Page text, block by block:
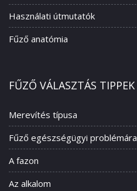
Használati útmutatók
Fűző anatómia
FŰZŐ VÁLASZTÁS TIPPEK
Merevítés típusa
Fűző egészségügyi problémára
A fazon
Az alkalom